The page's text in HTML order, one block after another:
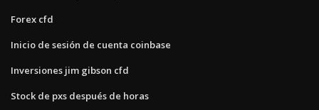
Forex cfd
Inicio de sesión de cuenta coinbase
Inversiones jim gibson cfd
Stock de pxs después de horas